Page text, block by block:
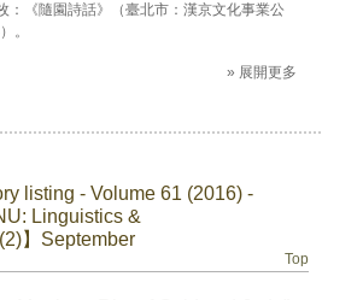
：《隨園詩話》（臺北市：漢京文化事業公
。
» 展開更多
listing - Volume 61 (2016) -
Linguistics &
】September
Top